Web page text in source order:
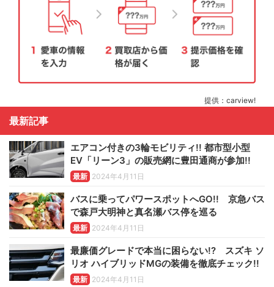
提供：carview!
最新記事
エアコン付きの3輪モビリティ!! 都市型小型
EV「リーン3」の販売網に豊田通商が参加!!
最新 2024年4月11日
バスに乗ってパワースポットへGO!! 京急バス
で森戸大明神と真名瀬バス停を巡る
最新 2024年4月11日
最廉価グレードで本当に困らない!? スズキ ソ
リオ ハイブリッドMGの装備を徹底チェック!!
最新 2024年4月11日